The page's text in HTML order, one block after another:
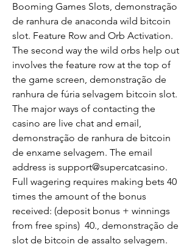
Booming Games Slots, demonstração
de ranhura de anaconda wild bitcoin
slot. Feature Row and Orb Activation.
The second way the wild orbs help out
involves the feature row at the top of
the game screen, demonstração de
ranhura de fúria selvagem bitcoin slot.
The major ways of contacting the
casino are live chat and email,
demonstração de ranhura de bitcoin
de enxame selvagem. The email
address is support@supercatcasino.
Full wagering requires making bets 40
times the amount of the bonus
received: (deposit bonus + winnings
from free spins)  40., demonstração de
slot de bitcoin de assalto selvagem.